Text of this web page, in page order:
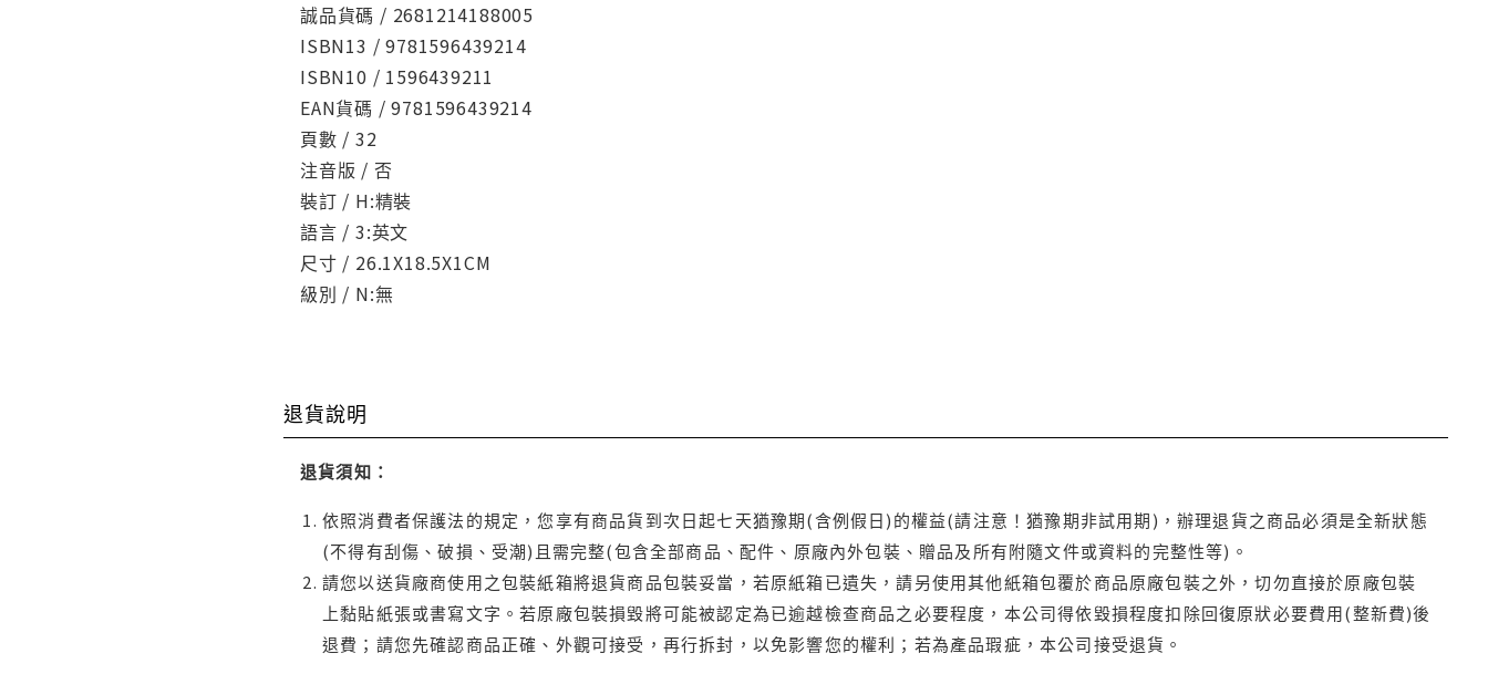
誠品貨碼 / 2681214188005
ISBN13 / 9781596439214
ISBN10 / 1596439211
EAN貨碼 / 9781596439214
頁數 / 32
注音版 / 否
裝訂 / H:精裝
語言 / 3:英文
尺寸 / 26.1X18.5X1CM
級別 / N:無
退貨說明
退貨須知：
依照消費者保護法的規定，您享有商品貨到次日起七天猶豫期(含例假日)的權益(請注意！猶豫期非試用期)，辦理退貨之商品必須是全新狀態
(不得有刮傷、破損、受潮)且需完整(包含全部商品、配件、原廠內外包裝、贈品及所有附隨文件或資料的完整性等)。
請您以送貨廠商使用之包裝紙箱將退貨商品包裝妥當，若原紙箱已遺失，請另使用其他紙箱包覆於商品原廠包裝之外，切勿直接於原廠包裝
上黏貼紙張或書寫文字。若原廠包裝損毀將可能被認定為已逾越檢查商品之必要程度，本公司得依毀損程度扣除回復原狀必要費用(整新費)後
退費；請您先確認商品正確、外觀可接受，再行拆封，以免影響您的權利；若為產品瑕疵，本公司接受退貨。